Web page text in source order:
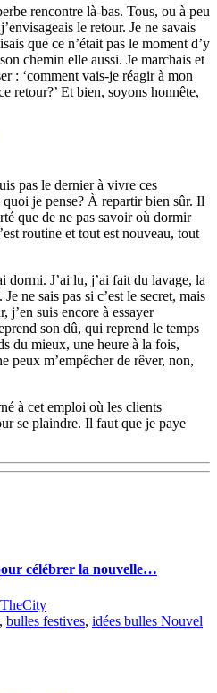
rencontre là-bas. Tous, ou à peu
le retour. Je ne savais
que ce n’était pas le moment d’y
chemin elle aussi. Je marchais et
: ‘comment vais-je réagir à mon
retour?’ Et bien, soyons honnête,
pas le dernier à vivre ces
je pense? À repartir bien sûr. Il
que de ne pas savoir où dormir
routine et tout est nouveau, tout
dormi. J’ai lu, j’ai fait du lavage, la
ne sais pas si c’est le secret, mais
j’en suis encore à essayer
son dû, qui reprend le temps
du mieux, une heure à la fois,
peux m’empêcher de rêver, non,
à cet emploi où les clients
se plaindre. Il faut que je paye
célébrer la nouvelle…
, bulles festives, idées bulles Nouvel